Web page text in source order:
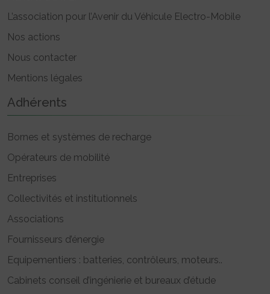
L’association pour l’Avenir du Véhicule Electro-Mobile
Nos actions
Nous contacter
Mentions légales
Adhérents
Bornes et systèmes de recharge
Opérateurs de mobilité
Entreprises
Collectivités et institutionnels
Associations
Fournisseurs d’énergie
Equipementiers : batteries, contrôleurs, moteurs..
Cabinets conseil d’ingénierie et bureaux d’étude